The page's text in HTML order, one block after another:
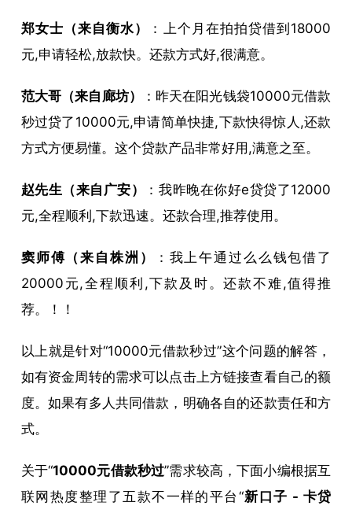
郑女士（来自衡水）
：上个月在拍拍贷借到18000
元,申请轻松,放款快。还款方式好,很满意。
范大哥（来自廊坊）
：昨天在阳光钱袋10000元借款
秒过贷了10000元,申请简单快捷,下款快得惊人,还款
方式方便易懂。这个贷款产品非常好用,满意之至。
赵先生（来自广安）
：我昨晚在你好e贷贷了12000
元,全程顺利,下款迅速。还款合理,推荐使用。
窦师傅（来自株洲）
：我上午通过么么钱包借了
20000元,全程顺利,下款及时。还款不难,值得推
荐。！！
以上就是针对“10000元借款秒过”这个问题的解答，
如有资金周转的需求可以点击上方链接查看自己的额
度。如果有多人共同借款，明确各自的还款责任和方
式。
关于“10000元借款秒过”需求较高，下面小编根据互
联网热度整理了五款不一样的平台“新口子 - 卡贷